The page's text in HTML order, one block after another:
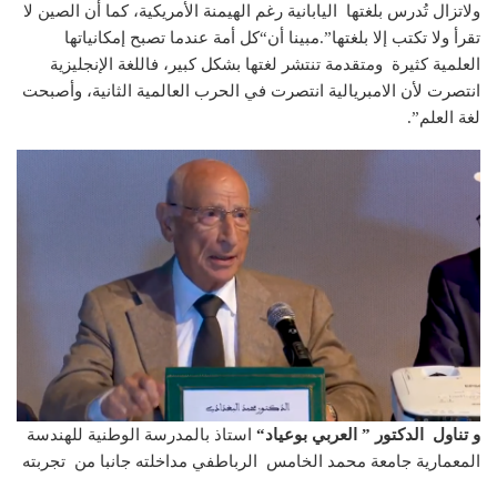
ولاتزال تُدرس بلغتها اليابانية رغم الهيمنة الأمريكية، كما أن الصين لا
تقرأ ولا تكتب إلا بلغتها”.مبينا أن“كل أمة عندما تصبح إمكانياتها
العلمية كثيرة ومتقدمة تنتشر لغتها بشكل كبير، فاللغة الإنجليزية
انتصرت لأن الامبريالية انتصرت في الحرب العالمية الثانية، وأصبحت
لغة العلم”.
و تناول الدكتور ” العربي بوعياد“ استاذ بالمدرسة الوطنية للهندسة
المعمارية جامعة محمد الخامس الرباطفي مداخلته جانبا من تجربته